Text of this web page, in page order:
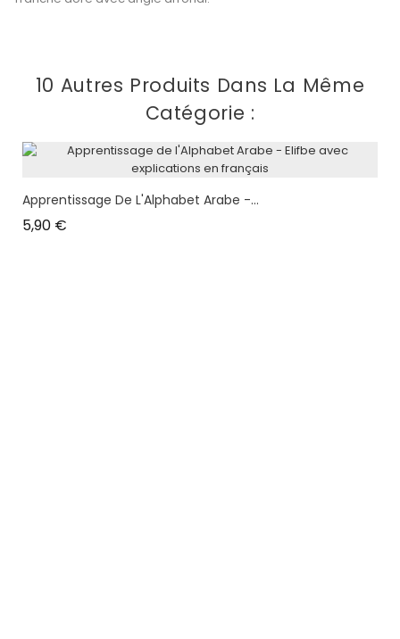
10 Autres Produits Dans La Même
Catégorie :
Apprentissage De L'Alphabet Arabe -...
5,90 €